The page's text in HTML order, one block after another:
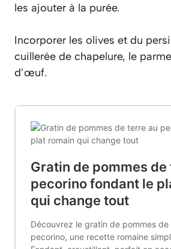
les ajouter à la purée.
Incorporer les olives et du
cuillerée de chapelure, le
d’œuf.